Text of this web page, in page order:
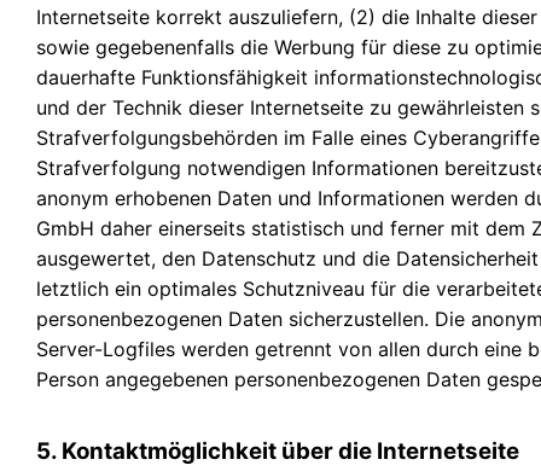
Internetseite korrekt auszuliefern, (2) die Inhalte
sowie gegebenenfalls die Werbung für diese zu
dauerhafte Funktionsfähigkeit
und der Technik dieser Internetseite zu gewährleisten
Strafverfolgungsbehörden im Falle eines
Strafverfolgung notwendigen Informationen
anonym erhobenen Daten und Informationen werden
GmbH daher einerseits statistisch und ferner mit dem
ausgewertet, den Datenschutz und die
letztlich ein optimales Schutzniveau für die
personenbezogenen Daten sicherzustellen. Die
Server-Logfiles werden getrennt von allen durch eine
Person angegebenen personenbezogenen Daten
5. Kontaktmöglichkeit über die Internetseite